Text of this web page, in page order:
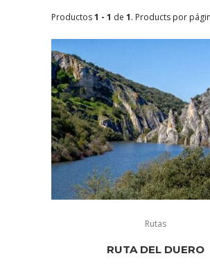
Productos1 - 1 de 1. Products por
Rutas
RUTA DEL DUERO